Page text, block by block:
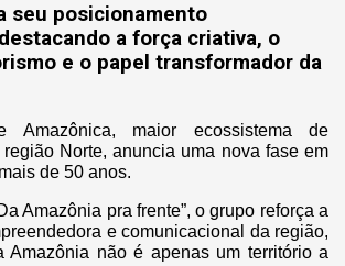
seu posicionamento
a força criativa, o
e o papel transformador da
Amazônica, maior ecossistema de
Norte, anuncia uma nova fase em
de 50 anos.
Amazônia pra frente”, o grupo reforça a
e comunicacional da região,
Amazônia não é apenas um território a